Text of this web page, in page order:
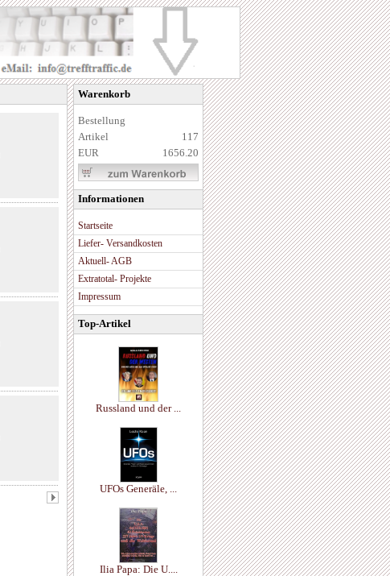
Warenkorb
Bestellung
Artikel
117
EUR
1656.20
Informationen
Startseite
Liefer- Versandkosten
Aktuell- AGB
Extratotal- Projekte
Impressum
Top-Artikel
Russland und der ...
UFOs Generäle, ...
Ilia Papa: Die U....